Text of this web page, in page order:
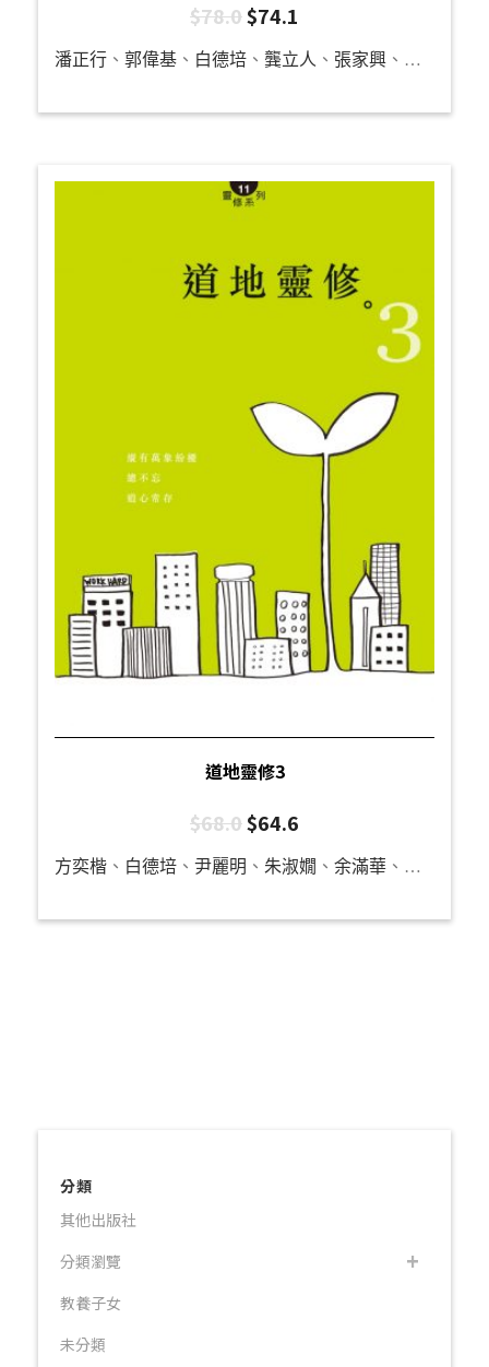
$78.0$74.1
潘正行 、 郭偉基 、 白德培 、 龔立人 、 張家興 、 羅秉祥
道地靈修3
$68.0$64.6
方奕楷 、 白德培 、 尹麗明 、 朱淑嫺 、 余滿華 、 呂國強
分類
其他出版社
分類瀏覽
教養子女
未分類